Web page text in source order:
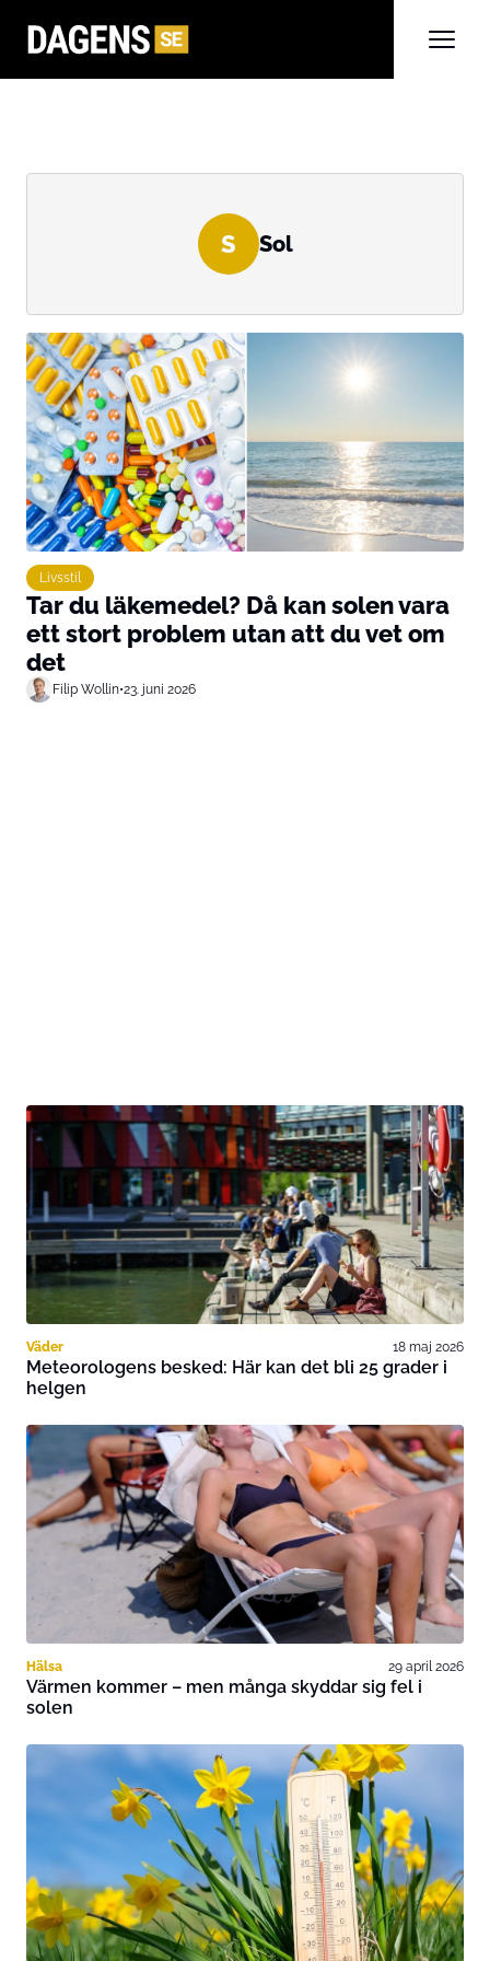
S Sol
Livsstil
Tar du läkemedel? Då kan solen vara
ett stort problem utan att du vet om
det
Filip Wollin•23. juni 2026
Väder 18 maj 2026
Meteorologens besked: Här kan det bli 25 grader i
helgen
Hälsa 29 april 2026
Värmen kommer – men många skyddar sig fel i
solen